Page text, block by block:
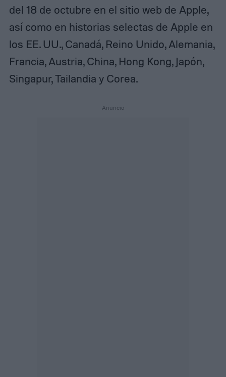
del 18 de octubre en el sitio web de Apple,
así como en historias selectas de Apple en
los EE. UU., Canadá, Reino Unido, Alemania,
Francia, Austria, China, Hong Kong, Japón,
Singapur, Tailandia y Corea.